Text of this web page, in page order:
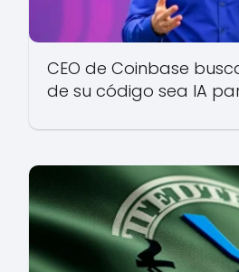
CEO de Coinbase
de su código sea IA